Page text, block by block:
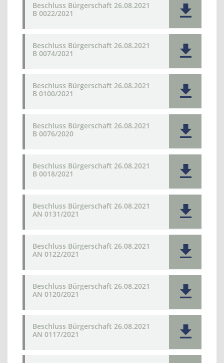
Beschluss Bürgerschaft 26.08.2021
B 0022/2021
Beschluss Bürgerschaft 26.08.2021
B 0074/2021
Beschluss Bürgerschaft 26.08.2021
B 0100/2021
Beschluss Bürgerschaft 26.08.2021
B 0076/2020
Beschluss Bürgerschaft 26.08.2021
B 0018/2021
Beschluss Bürgerschaft 26.08.2021
AN 0131/2021
Beschluss Bürgerschaft 26.08.2021
AN 0122/2021
Beschluss Bürgerschaft 26.08.2021
AN 0120/2021
Beschluss Bürgerschaft 26.08.2021
AN 0117/2021